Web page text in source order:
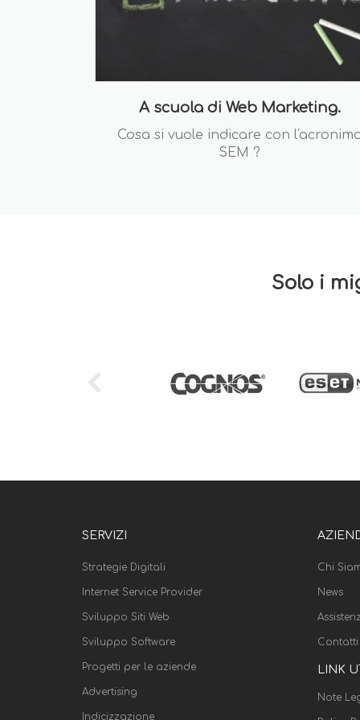
A scuola di Web Marketing.
Cosa si vuole indicare con
SEM ?
Solo i
SERVIZI
Strategie Digitali
Internet Service Provider
Sviluppo Siti Web
Sviluppo Software
Progetti per le aziende
Advertising
Indicizzazione
Chi
News
Contatti
LINK
Note